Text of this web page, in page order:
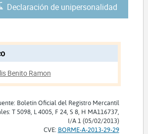
Declaración de unipersonalidad
Benito Ramon
Boletín Oficial del Registro Mercantil
T 5098, L 4005, F 24, S 8, H MA116737,
I/A 1 (05/02/2013)
CVE: BORME-A-2013-29-29